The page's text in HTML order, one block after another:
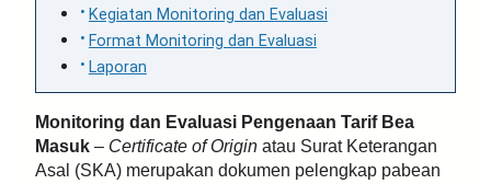
Kegiatan Monitoring dan Evaluasi
Format Monitoring dan Evaluasi
Laporan
Monitoring dan Evaluasi Pengenaan Tarif Bea
Masuk – Certificate of Origin atau Surat Keterangan
Asal (SKA) merupakan dokumen pelengkap pabean